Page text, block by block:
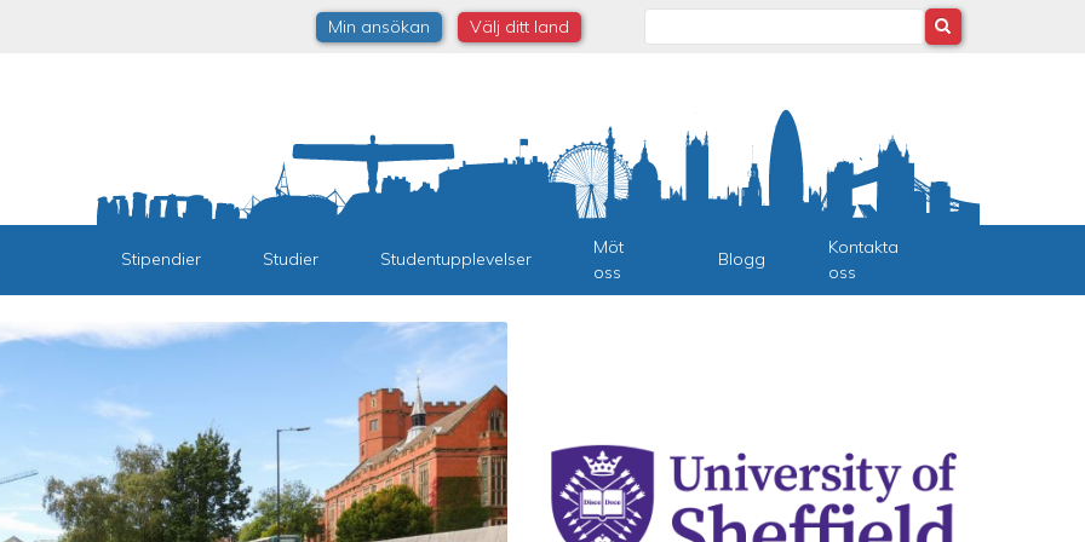
Min ansökan Välj ditt land
Stipendier Studier Studentupplevelser
Möt
oss
Blogg
Kontakta
oss